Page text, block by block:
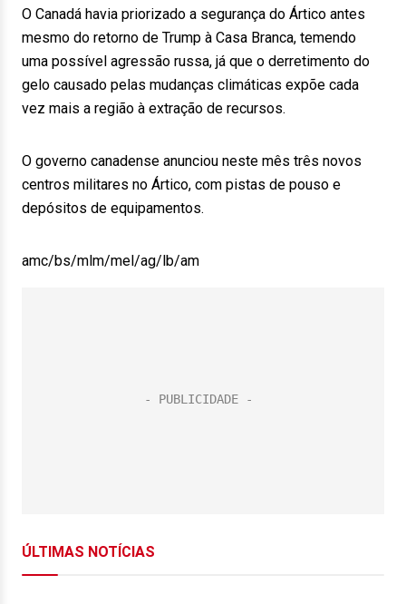
O Canadá havia priorizado a segurança do Ártico antes
mesmo do retorno de Trump à Casa Branca, temendo
uma possível agressão russa, já que o derretimento do
gelo causado pelas mudanças climáticas expõe cada
vez mais a região à extração de recursos.
O governo canadense anunciou neste mês três novos
centros militares no Ártico, com pistas de pouso e
depósitos de equipamentos.
amc/bs/mlm/mel/ag/lb/am